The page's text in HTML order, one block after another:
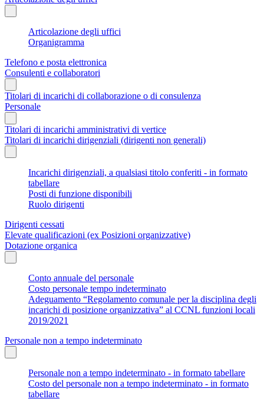
Articolazione degli uffici
Organigramma
Telefono e posta elettronica
Consulenti e collaboratori
Titolari di incarichi di collaborazione o di consulenza
Personale
Titolari di incarichi amministrativi di vertice
Titolari di incarichi dirigenziali (dirigenti non generali)
Incarichi dirigenziali, a qualsiasi titolo conferiti - in formato
tabellare
Posti di funzione disponibili
Ruolo dirigenti
Dirigenti cessati
Elevate qualificazioni (ex Posizioni organizzative)
Dotazione organica
Conto annuale del personale
Costo personale tempo indeterminato
Adeguamento “Regolamento comunale per la disciplina degli
incarichi di posizione organizzativa” al CCNL funzioni locali
2019/2021
Personale non a tempo indeterminato
Personale non a tempo indeterminato - in formato tabellare
Costo del personale non a tempo indeterminato - in formato
tabellare